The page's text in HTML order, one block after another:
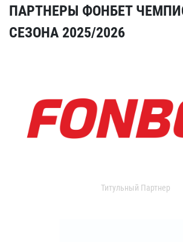
ПАРТНЕРЫ ФОНБЕТ
СЕЗОНА 2025/2026
Титульный Партнер